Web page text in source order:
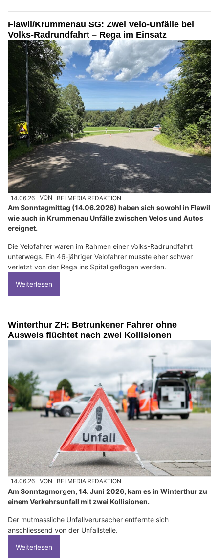
Flawil/Krummenau SG: Zwei Velo-Unfälle bei
Volks-Radrundfahrt – Rega im Einsatz
14.06.26 VON BELMEDIA REDAKTION
Am Sonntagmittag (14.06.2026) haben sich sowohl in Flawil
wie auch in Krummenau Unfälle zwischen Velos und Autos
ereignet.
Die Velofahrer waren im Rahmen einer Volks-Radrundfahrt
unterwegs. Ein 46-jähriger Velofahrer musste eher schwer
verletzt von der Rega ins Spital geflogen werden.
Weiterlesen
Winterthur ZH: Betrunkener Fahrer ohne
Ausweis flüchtet nach zwei Kollisionen
14.06.26 VON BELMEDIA REDAKTION
Am Sonntagmorgen, 14. Juni 2026, kam es in Winterthur zu
einem Verkehrsunfall mit zwei Kollisionen.
Der mutmassliche Unfallverursacher entfernte sich
anschliessend von der Unfallstelle.
Weiterlesen